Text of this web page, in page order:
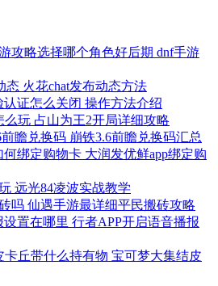
攻略选择哪个角色好后期 dnf手游
态 火花chat发布动态方法
认证怎么关闭 操作方法介绍
么玩 占山为王2开局详细攻略
瞻兑换码 崩铁3.6前瞻兑换码汇总
何绑定购物卡 大润发优鲜app绑定购
远光84凌波实战教学
吗 仙遇手游最详细平民搬砖攻略
设置在哪里 行者APP开启语音播报
卡丘带什么持有物 宝可梦大集结皮